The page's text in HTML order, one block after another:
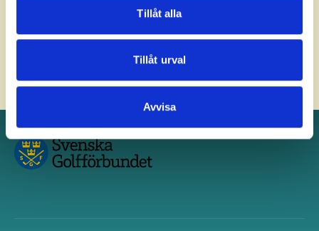
vidarebefordrar även sådana identifierare och annan
annons- och analysföretag som vi samarbetar med.
Dessa kan i sin tur kombinera informationen med annan
information som du har tillhandahållit eller som de har
Tillåt alla
Tillåt urval
Avvisa